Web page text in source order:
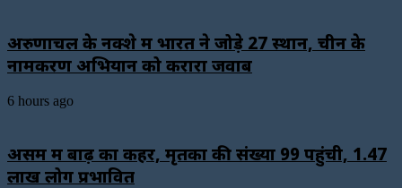
अरुणाचल के नक्शे में भारत ने जोड़े 27 स्थान, चीन के
नामकरण अभियान को करारा जवाब
6 hours ago
असम में बाढ़ का कहर, मृतकों की संख्या 99 पहुंची, 1.47
लाख लोग प्रभावित